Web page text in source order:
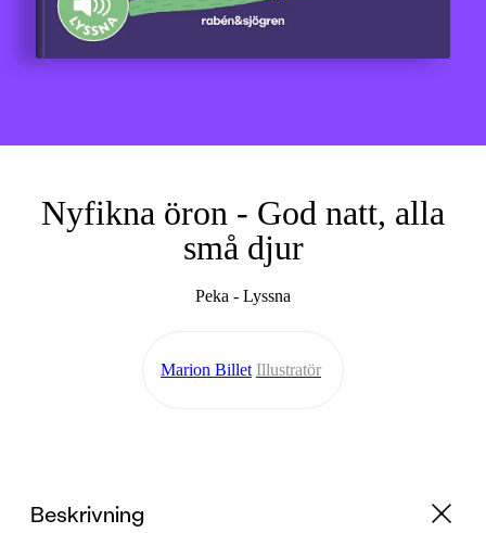
Nyfikna öron - God natt, alla
små djur
Peka - Lyssna
Marion Billet Illustratör
Beskrivning